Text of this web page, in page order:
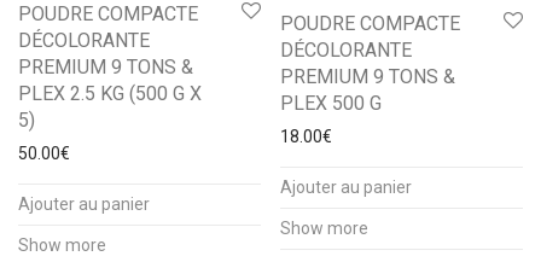
POUDRE COMPACTE
DÉCOLORANTE
PREMIUM 9 TONS &
PLEX 2.5 KG (500 G X
5)
50.00€
Ajouter au panier
Show more
POUDRE COMPACTE
DÉCOLORANTE
PREMIUM 9 TONS &
PLEX 500 G
18.00€
Ajouter au panier
Show more